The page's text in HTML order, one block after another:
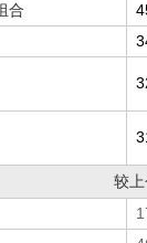
合
较